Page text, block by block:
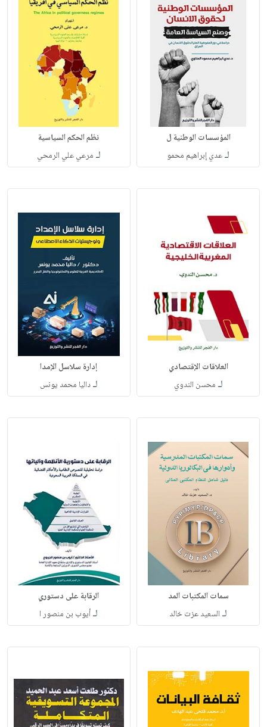
المؤسسات الوطنية ل
لـعدي إبراهيم محمو
نظم الحكم السياسية
لـ مرعي علي الرمحي
العلاقات الإقتصادي
لـ محسن الندوي
إدارة سلاسل الإمدا
لـداليا محمد يونس
سمات المكتبات المد
لـ السعيد عزت خالد
الرقابة على دستوري
لـأيوب بن منصور ا